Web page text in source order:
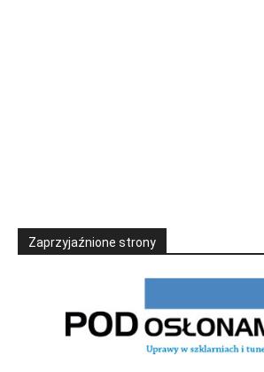
Zaprzyjaźnione strony